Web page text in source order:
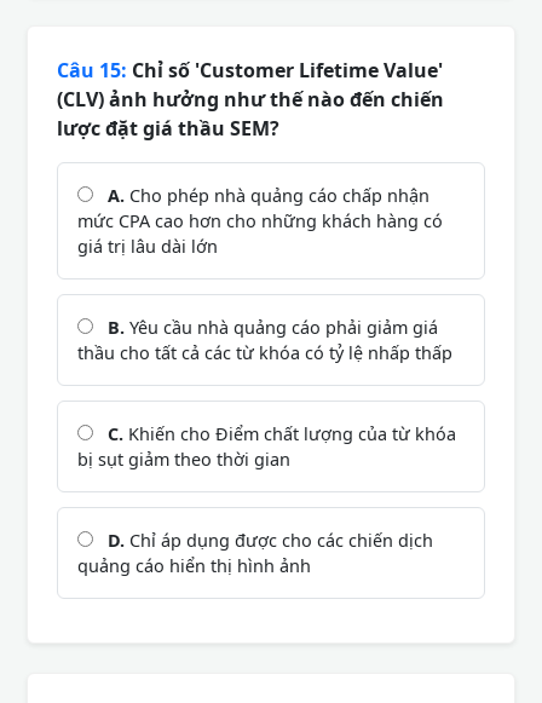
Câu 15: Chỉ số 'Customer Lifetime Value'
(CLV) ảnh hưởng như thế nào đến chiến
lược đặt giá thầu SEM?
A. Cho phép nhà quảng cáo chấp nhận
mức CPA cao hơn cho những khách hàng có
giá trị lâu dài lớn
B. Yêu cầu nhà quảng cáo phải giảm giá
thầu cho tất cả các từ khóa có tỷ lệ nhấp thấp
C. Khiến cho Điểm chất lượng của từ khóa
bị sụt giảm theo thời gian
D. Chỉ áp dụng được cho các chiến dịch
quảng cáo hiển thị hình ảnh